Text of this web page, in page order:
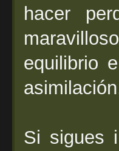
hacer
equilibrio
Si sigues